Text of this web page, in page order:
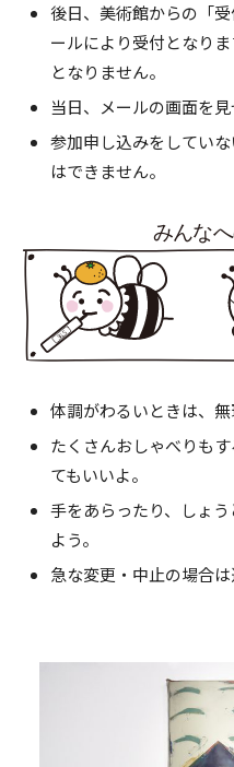
後日、美術館からの「
ールにより受付となり
となりません。
当日、メールの画面を見
参加申し込みをしてい
はできません。
体調がわるいときは、無
たくさんおしゃべりも
てもいいよ。
手をあらったり、しょ
よう。
急な変更・中止の場合は